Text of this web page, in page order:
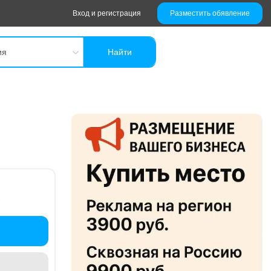
Вход и регистрация Разместить обявление
Найти